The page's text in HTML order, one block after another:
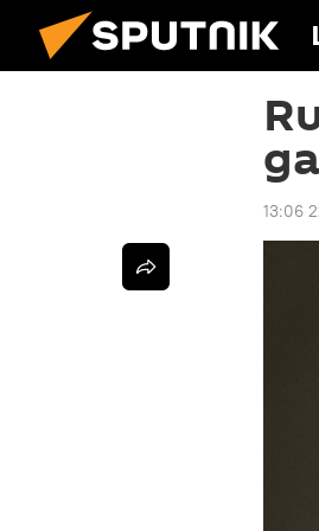
13:06